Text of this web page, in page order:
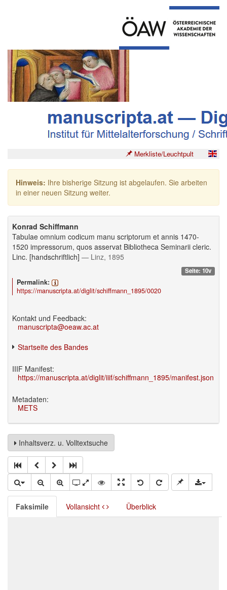
Merkliste/Leuchtpult
Hinweis: Ihre bisherige Sitzung ist abgelaufen. Sie arbeiten
in einer neuen Sitzung weiter.
Konrad Schiffmann
Tabulae omnium codicum manu scriptorum et annis 1470-
1520 impressorum, quos asservat Bibliotheca Seminarii cleric.
Linc. [handschriftlich] — Linz, 1895
Seite: 10v
Permalink:
https://manuscripta.at/diglit/schiffmann_1895/0020
Kontakt und Feedback:
manuscripta@oeaw.ac.at
Startseite des Bandes
IIIF Manifest:
https://manuscripta.at/diglit/iiif/schiffmann_1895/manifest.json
Metadaten:
METS
Inhaltsverz. u. Volltextsuche
Faksimile Vollansicht Überblick